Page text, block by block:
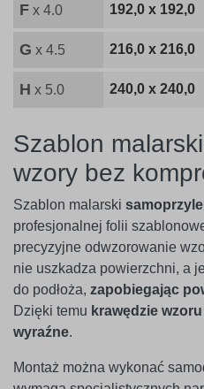
F x 4.0 192,0 x 192,0
G x 4.5 216,0 x 216,0
H x 5.0 240,0 x 240,0
Szablon
wzory bez
Szablon malarski
profesjonalnej folii
precyzyjne odwzorowanie
nie uszkadza powierzchni, a
do podłoża, zapobiegając
Dzięki temu krawędzie
wyraźne.
Montaż można wykonać